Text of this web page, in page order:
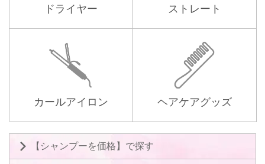
ドライヤー ストレート
カールアイロン ヘアケアグッズ
【シャンプーを価格】で探す